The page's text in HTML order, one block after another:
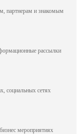
партнерам и знакомым
рассылки
социальных сетях
мероприятиях